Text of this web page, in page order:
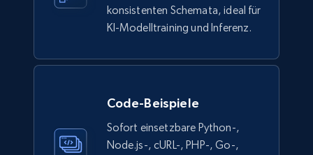
Description, In stock, Color, Size, Reviews
count, Main image, Category url, Category, and
konsistenten Schemata, ideal für
KI-Modelltraining und Inferenz.
Code-Beispiele
Sofort einsetzbare Python-,
Node.js-, cURL-, PHP-, Go-,